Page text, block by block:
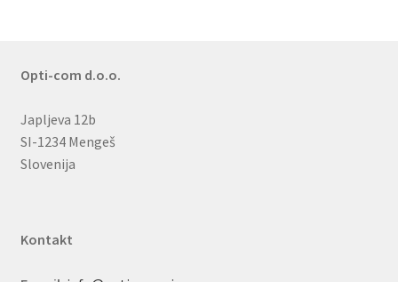
Opti-com d.o.o.
Japljeva 12b
SI-1234 Mengeš
Slovenija
Kontakt